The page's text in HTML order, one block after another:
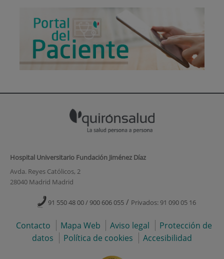
Hospital Universitario Fundación Jiménez Díaz
Avda. Reyes Católicos, 2
28040 Madrid Madrid
91 550 48 00 / 900 606 055 / Privados: 91 090 05 16
Contacto Mapa Web Aviso legal
Protección de
datos
Política de cookies Accesibilidad